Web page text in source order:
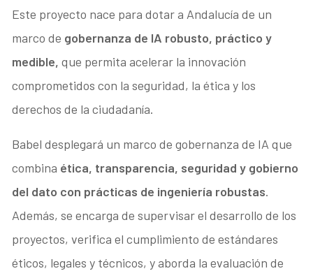
Este proyecto nace para dotar a Andalucía de un
marco de gobernanza de IA robusto, práctico y
medible, que permita acelerar la innovación
comprometidos con la seguridad, la ética y los
derechos de la ciudadanía.
Babel desplegará un marco de gobernanza de IA que
combina ética, transparencia, seguridad y gobierno
del dato con prácticas de ingeniería robustas.
Además, se encarga de supervisar el desarrollo de los
proyectos, verifica el cumplimiento de estándares
éticos, legales y técnicos, y aborda la evaluación de